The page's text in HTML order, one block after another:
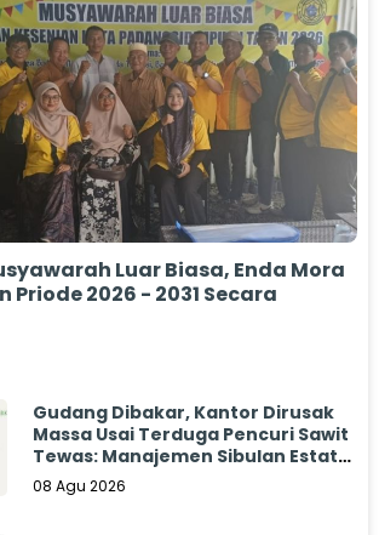
Luar Biasa, Enda Mora
Priode 2026 - 2031 Secara
Gudang Dibakar, Kantor Dirusak
Massa Usai Terduga Pencuri Sawit
Tewas: Manajemen Sibulan Estate
Bungkam
08 Agu 2026